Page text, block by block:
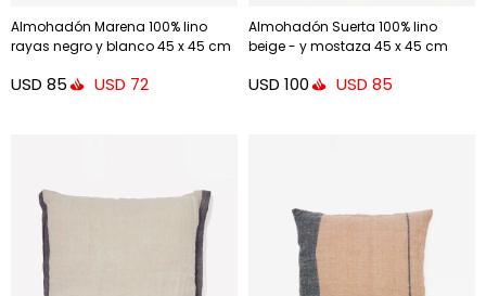
Almohadón Marena 100% lino
rayas negro y blanco 45 x 45 cm
USD 85 USD 72
Almohadón Suerta 100% lino
beige - y mostaza 45 x 45 cm
USD 100 USD 85